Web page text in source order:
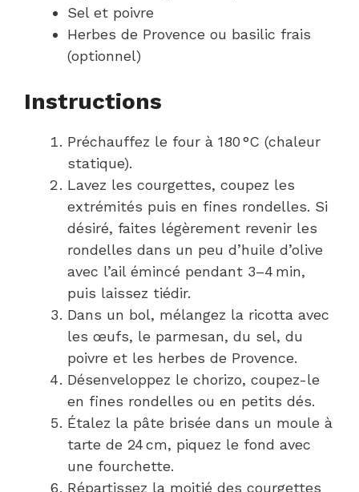
Sel et poivre
Herbes de Provence ou basilic frais
(optionnel)
Instructions
Préchauffez le four à 180 °C (chaleur
statique).
Lavez les courgettes, coupez les
extrémités puis en fines rondelles. Si
désiré, faites légèrement revenir les
rondelles dans un peu d’huile d’olive
avec l’ail émincé pendant 3–4 min,
puis laissez tiédir.
Dans un bol, mélangez la ricotta avec
les œufs, le parmesan, du sel, du
poivre et les herbes de Provence.
Désenveloppez le chorizo, coupez-le
en fines rondelles ou en petits dés.
Étalez la pâte brisée dans un moule à
tarte de 24 cm, piquez le fond avec
une fourchette.
Répartissez la moitié des courgettes